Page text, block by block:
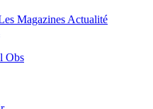
Magazines Actualité
Obs